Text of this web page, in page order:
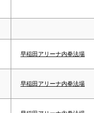
早稲田アリーナ内拳法場
早稲田アリーナ内拳法場